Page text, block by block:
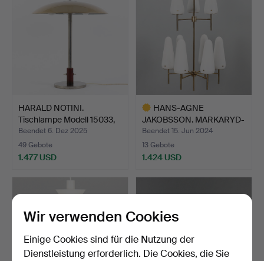
HARALD NOTINI.
Tischlampe Modell 15033,
Bö…
Beendet 6. Dez 2025
49 Gebote
1.477 USD
HANS-AGNE
JAKOBSSON. MARKARYD-
DECKENLEUCHT…
Beendet 15. Jun 2024
13 Gebote
1.424 USD
Wir verwenden Cookies
Einige Cookies sind für die Nutzung der
Dienstleistung erforderlich. Die Cookies, die Sie